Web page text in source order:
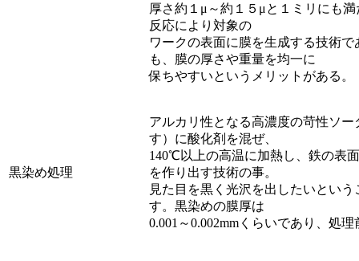
厚さ約１μ～約１５μと１ミリにも
反応により対象の
ワークの表面に膜を生成する技術
も、膜の厚さや重量を均一に
保ちやすいというメリットがある。
黒染め処理
アルカリ性となる高濃度の苛性ソ
す）に酸化剤を混ぜ、
140℃以上の高温に加熱し、鉄の表
を作り出す技術の事。
見た目を黒く光沢を出したいとい
す。黒染めの膜厚は
0.001～0.002mmくらいであり、処